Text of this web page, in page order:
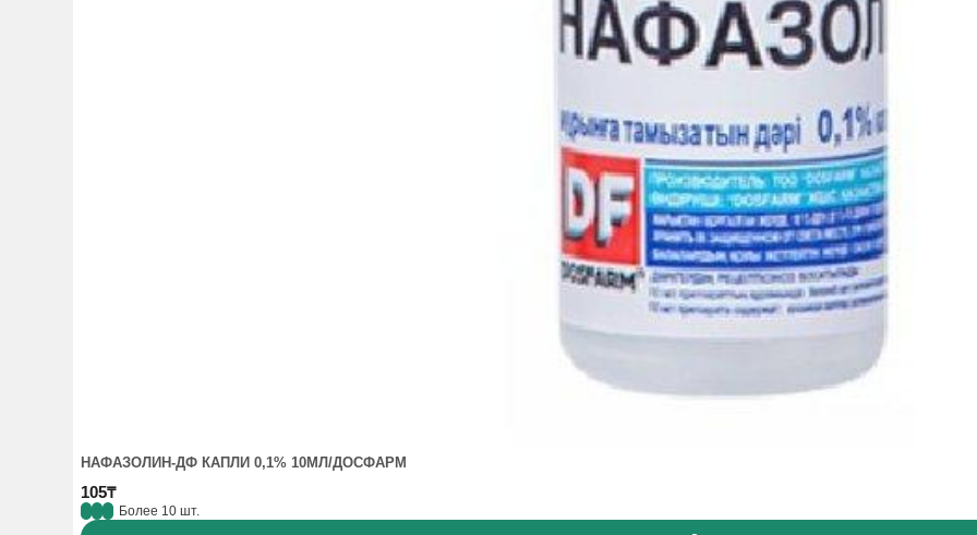
НАФАЗОЛИН-ДФ КАПЛИ 0,1% 10МЛ/ДОСФАРМ
105₸
Более 10 шт.